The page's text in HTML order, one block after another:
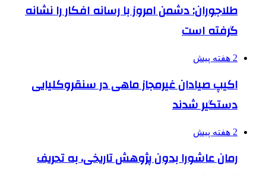
طلاجوران: دشمن امروز با رسانه افکار را نشانه
گرفته است
2 هفته پیش
اکیپ صیادان غیرمجاز ماهی در سنقروکلیایی
دستگیر شدند
2 هفته پیش
رمان عاشورا بدون پژوهش تاریخی، به تحریف